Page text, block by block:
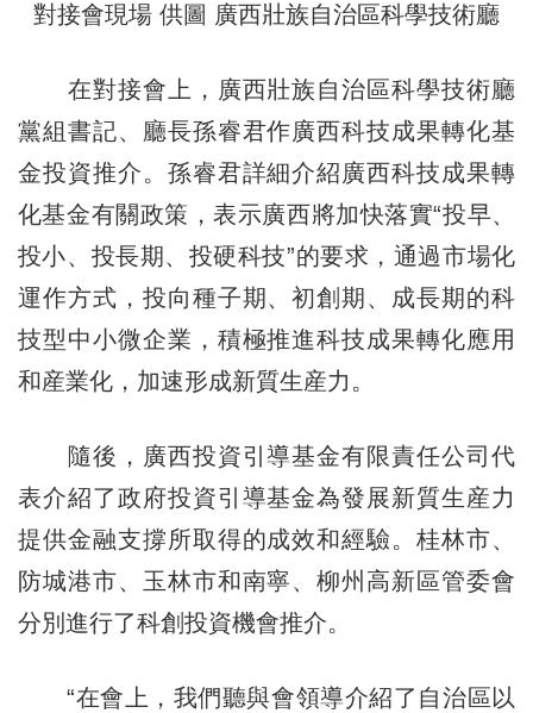
對接會現場 供圖 廣西壯族自治區科學技術廳
在對接會上，廣西壯族自治區科學技術廳
黨組書記、廳長孫睿君作廣西科技成果轉化基
金投資推介。孫睿君詳細介紹廣西科技成果轉
化基金有關政策，表示廣西將加快落實“投早、
投小、投長期、投硬科技”的要求，通過市場化
運作方式，投向種子期、初創期、成長期的科
技型中小微企業，積極推進科技成果轉化應用
和産業化，加速形成新質生産力。
隨後，廣西投資引導基金有限責任公司代
表介紹了政府投資引導基金為發展新質生産力
提供金融支撐所取得的成效和經驗。桂林市、
防城港市、玉林市和南寧、柳州高新區管委會
分別進行了科創投資機會推介。
“在會上，我們聽與會領導介紹了自治區以